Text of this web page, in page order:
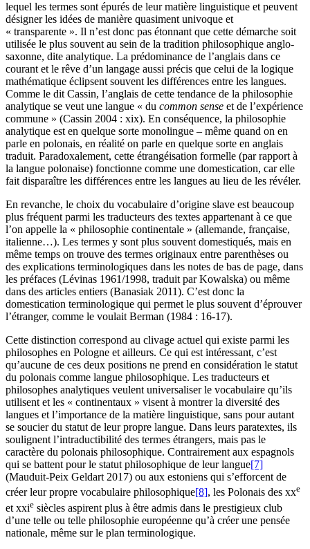
lequel les termes sont épurés de leur matière linguistique et peuvent
désigner les idées de manière quasiment univoque et
« transparente ». Il n’est donc pas étonnant que cette démarche soit
utilisée le plus souvent au sein de la tradition philosophique anglo-
saxonne, dite analytique. La prédominance de l’anglais dans ce
courant et le rêve d’un langage aussi précis que celui de la logique
mathématique éclipsent souvent les différences entre les langues.
Comme le dit Cassin, l’anglais de cette tendance de la philosophie
analytique se veut une langue « du common sense et de l’expérience
commune » (Cassin 2004 : xix). En conséquence, la philosophie
analytique est en quelque sorte monolingue – même quand on en
parle en polonais, en réalité on parle en quelque sorte en anglais
traduit. Paradoxalement, cette étrangéisation formelle (par rapport à
la langue polonaise) fonctionne comme une domestication, car elle
fait disparaître les différences entre les langues au lieu de les révéler.
En revanche, le choix du vocabulaire d’origine slave est beaucoup
plus fréquent parmi les traducteurs des textes appartenant à ce que
l’on appelle la « philosophie continentale » (allemande, française,
italienne…). Les termes y sont plus souvent domestiqués, mais en
même temps on trouve des termes originaux entre parenthèses ou
des explications terminologiques dans les notes de bas de page, dans
les préfaces (Lévinas 1961/1998, traduit par Kowalska) ou même
dans des articles entiers (Banasiak 2011). C’est donc la
domestication terminologique qui permet le plus souvent d’éprouver
l’étranger, comme le voulait Berman (1984 : 16-17).
Cette distinction correspond au clivage actuel qui existe parmi les
philosophes en Pologne et ailleurs. Ce qui est intéressant, c’est
qu’aucune de ces deux positions ne prend en considération le statut
du polonais comme langue philosophique. Les traducteurs et
philosophes analytiques veulent universaliser le vocabulaire qu’ils
utilisent et les « continentaux » visent à montrer la diversité des
langues et l’importance de la matière linguistique, sans pour autant
se soucier du statut de leur propre langue. Dans leurs paratextes, ils
soulignent l’intraductibilité des termes étrangers, mais pas le
caractère du polonais philosophique. Contrairement aux espagnols
qui se battent pour le statut philosophique de leur langue[7]
(Mauduit-Peix Geldart 2017) ou aux estoniens qui s’efforcent de
créer leur propre vocabulaire philosophique[8], les Polonais des xxe
et xxie siècles aspirent plus à être admis dans le prestigieux club
d’une telle ou telle philosophie européenne qu’à créer une pensée
nationale, même sur le plan terminologique.